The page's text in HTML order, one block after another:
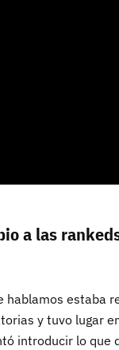
a las
hablamos estaba
y tuvo lugar
introducir lo que